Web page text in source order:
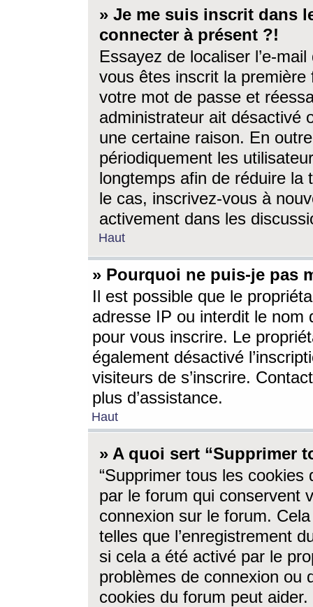
» Je me suis inscrit dans
connecter à présent ?!
Essayez de localiser l’e-
vous êtes inscrit la première
votre mot de passe et
administrateur ait désactivé
une certaine raison. En
périodiquement les
longtemps afin de réduire la
le cas, inscrivez-vous à
activement dans les
Haut
» Pourquoi ne puis-je pas
Il est possible que le
adresse IP ou interdit le nom
pour vous inscrire. Le
également désactivé
visiteurs de s’inscrire.
plus d’assistance.
Haut
» A quoi sert “Supprimer
“Supprimer tous les cookies
par le forum qui conservent
connexion sur le forum.
telles que l’enregistrement
si cela a été activé par le
problèmes de connexion ou
cookies du forum peut aider.